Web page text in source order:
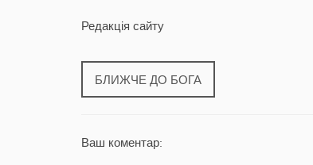
Редакція сайту
БЛИЖЧЕ ДО БОГА
Ваш коментар: